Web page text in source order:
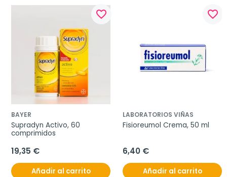
favorite_border
BAYER
Supradyn Activo, 60
comprimidos
19,35 €
Añadir al carrito
favorite_border
LABORATORIOS VIÑAS
Fisioreumol Crema, 50 ml
6,40 €
Añadir al carrito